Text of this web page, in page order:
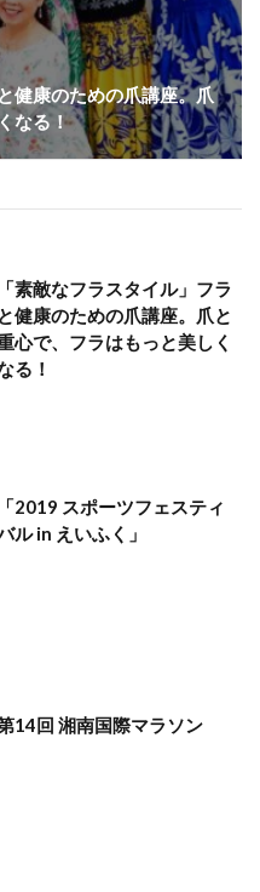
健康のための爪講座。爪
なる！
「素敵なフラスタイル」フラ
と健康のための爪講座。爪と
心で、フラはもっと美しく
る！
「2019 スポーツフェスティ
ル in えいふく」
14回 湘南国際マラソン